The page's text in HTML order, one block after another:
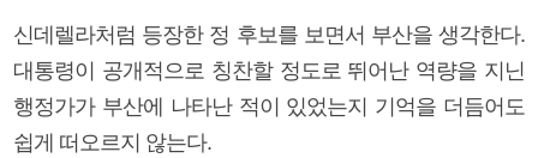
신데렐라처럼 등장한 정 후보를 보면서 부산을 생각한다.
대통령이 공개적으로 칭찬할 정도로 뛰어난 역량을 지닌
행정가가 부산에 나타난 적이 있었는지 기억을 더듬어도
쉽게 떠오르지 않는다.